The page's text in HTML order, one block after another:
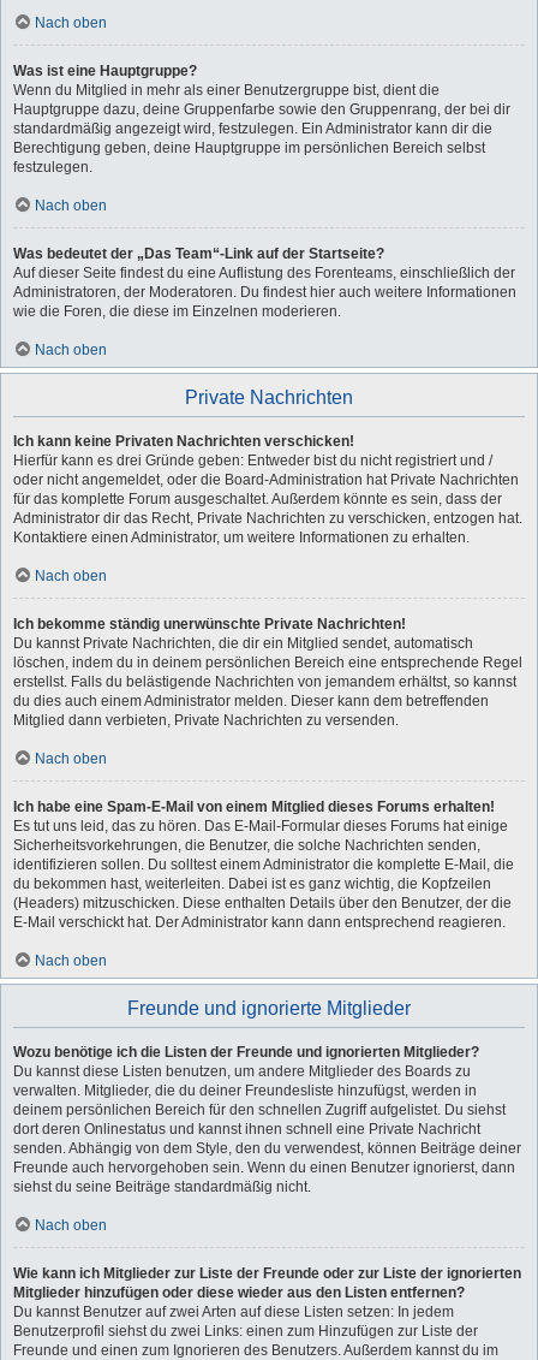
Nach oben
Was ist eine Hauptgruppe?
Wenn du Mitglied in mehr als einer Benutzergruppe bist, dient die
Hauptgruppe dazu, deine Gruppenfarbe sowie den Gruppenrang, der bei dir
standardmäßig angezeigt wird, festzulegen. Ein Administrator kann dir die
Berechtigung geben, deine Hauptgruppe im persönlichen Bereich selbst
festzulegen.
Nach oben
Was bedeutet der „Das Team“-Link auf der Startseite?
Auf dieser Seite findest du eine Auflistung des Forenteams, einschließlich der
Administratoren, der Moderatoren. Du findest hier auch weitere Informationen
wie die Foren, die diese im Einzelnen moderieren.
Nach oben
Private Nachrichten
Ich kann keine Privaten Nachrichten verschicken!
Hierfür kann es drei Gründe geben: Entweder bist du nicht registriert und /
oder nicht angemeldet, oder die Board-Administration hat Private Nachrichten
für das komplette Forum ausgeschaltet. Außerdem könnte es sein, dass der
Administrator dir das Recht, Private Nachrichten zu verschicken, entzogen hat.
Kontaktiere einen Administrator, um weitere Informationen zu erhalten.
Nach oben
Ich bekomme ständig unerwünschte Private Nachrichten!
Du kannst Private Nachrichten, die dir ein Mitglied sendet, automatisch
löschen, indem du in deinem persönlichen Bereich eine entsprechende Regel
erstellst. Falls du belästigende Nachrichten von jemandem erhältst, so kannst
du dies auch einem Administrator melden. Dieser kann dem betreffenden
Mitglied dann verbieten, Private Nachrichten zu versenden.
Nach oben
Ich habe eine Spam-E-Mail von einem Mitglied dieses Forums erhalten!
Es tut uns leid, das zu hören. Das E-Mail-Formular dieses Forums hat einige
Sicherheitsvorkehrungen, die Benutzer, die solche Nachrichten senden,
identifizieren sollen. Du solltest einem Administrator die komplette E-Mail, die
du bekommen hast, weiterleiten. Dabei ist es ganz wichtig, die Kopfzeilen
(Headers) mitzuschicken. Diese enthalten Details über den Benutzer, der die
E-Mail verschickt hat. Der Administrator kann dann entsprechend reagieren.
Nach oben
Freunde und ignorierte Mitglieder
Wozu benötige ich die Listen der Freunde und ignorierten Mitglieder?
Du kannst diese Listen benutzen, um andere Mitglieder des Boards zu
verwalten. Mitglieder, die du deiner Freundesliste hinzufügst, werden in
deinem persönlichen Bereich für den schnellen Zugriff aufgelistet. Du siehst
dort deren Onlinestatus und kannst ihnen schnell eine Private Nachricht
senden. Abhängig von dem Style, den du verwendest, können Beiträge deiner
Freunde auch hervorgehoben sein. Wenn du einen Benutzer ignorierst, dann
siehst du seine Beiträge standardmäßig nicht.
Nach oben
Wie kann ich Mitglieder zur Liste der Freunde oder zur Liste der ignorierten
Mitglieder hinzufügen oder diese wieder aus den Listen entfernen?
Du kannst Benutzer auf zwei Arten auf diese Listen setzen: In jedem
Benutzerprofil siehst du zwei Links: einen zum Hinzufügen zur Liste der
Freunde und einen zum Ignorieren des Benutzers. Außerdem kannst du im